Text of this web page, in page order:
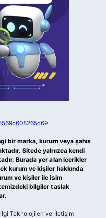
bir marka, kurum veya şahıs
Sitede yalnızca kendi
Burada yer alan içerikler
kurum ve kişiler hakkında
ve kişiler ile isim
bilgiler taslak
Teknolojileri ve İletişim